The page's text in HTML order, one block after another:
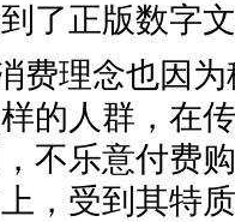
了正版数字
消费理念也因
的人群，在
不乐意付费
，受到其特